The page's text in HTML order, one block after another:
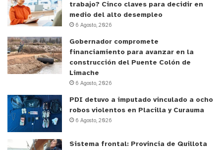
trabajo? Cinco claves para decidir en
medio del alto desempleo
6 Agosto, 2026
Gobernador compromete
financiamiento para avanzar en la
construcción del Puente Colón de
Limache
6 Agosto, 2026
PDI detuvo a imputado vinculado a ocho
robos violentos en Placilla y Curauma
6 Agosto, 2026
Sistema frontal: Provincia de Quillota